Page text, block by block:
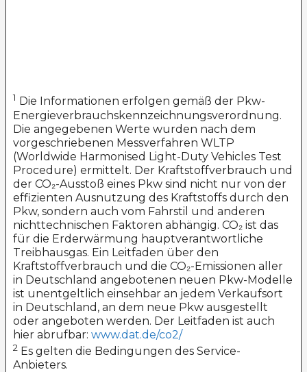
1 Die Informationen erfolgen gemäß der Pkw-
Energieverbrauchskennzeichnungsverordnung.
Die angegebenen Werte wurden nach dem
vorgeschriebenen Messverfahren WLTP
(Worldwide Harmonised Light-Duty Vehicles Test
Procedure) ermittelt. Der Kraftstoffverbrauch und
der CO₂-Ausstoß eines Pkw sind nicht nur von der
effizienten Ausnutzung des Kraftstoffs durch den
Pkw, sondern auch vom Fahrstil und anderen
nichttechnischen Faktoren abhängig. CO₂ ist das
für die Erderwärmung hauptverantwortliche
Treibhausgas. Ein Leitfaden über den
Kraftstoffverbrauch und die CO₂-Emissionen aller
in Deutschland angebotenen neuen Pkw-Modelle
ist unentgeltlich einsehbar an jedem Verkaufsort
in Deutschland, an dem neue Pkw ausgestellt
oder angeboten werden. Der Leitfaden ist auch
hier abrufbar: www.dat.de/co2/
2 Es gelten die Bedingungen des Service-
Anbieters.